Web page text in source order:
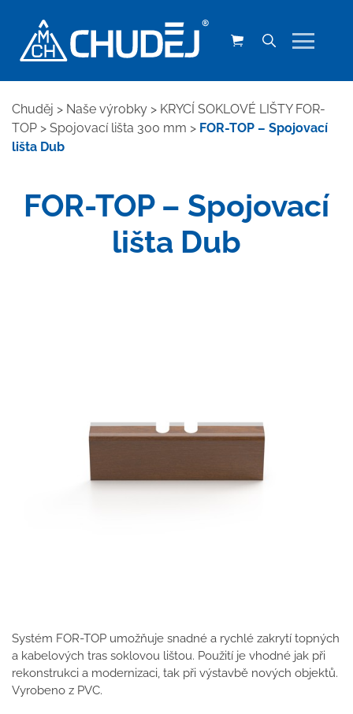
Chuděj > Naše výrobky > KRYCÍ SOKLOVÉ LIŠTY FOR-
TOP > Spojovací lišta 300 mm > FOR-TOP – Spojovací
lišta Dub
FOR-TOP – Spojovací
lišta Dub
Systém FOR-TOP umožňuje snadné a rychlé zakrytí topných
a kabelových tras soklovou lištou. Použití je vhodné jak při
rekonstrukci a modernizaci, tak při výstavbě nových objektů.
Vyrobeno z PVC.